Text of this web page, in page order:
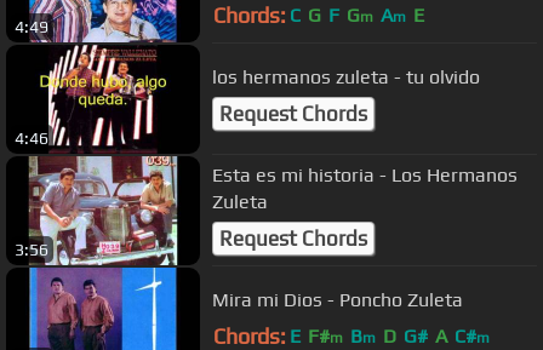
4:49 Chords: C G F Gm Am E
4:46
los hermanos zuleta - tu olvido
Request Chords
3:56
Esta es mi historia - Los Hermanos
Zuleta
Request Chords
Mira mi Dios - Poncho Zuleta
Chords: E F#m Bm D G# A C#m